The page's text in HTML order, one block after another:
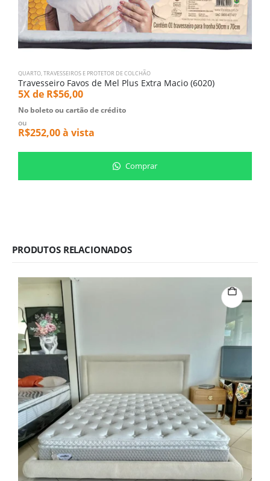
QUARTO,TRAVESSEIROS E PROTETOR DE COLCHÃO
Travesseiro Favos de Mel Plus Extra Macio (6020)
5X de R$56,00
No boleto ou cartão de crédito
ou
R$252,00à vista
Comprar
PRODUTOS RELACIONADOS